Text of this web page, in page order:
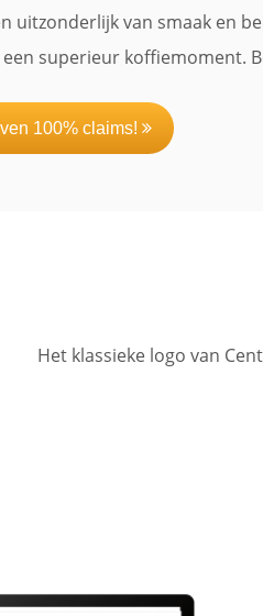
uitzonderlijk van smaak en
superieur koffiemoment.
100% claims!
Het klassieke logo van